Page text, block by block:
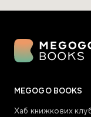
MEGOGO BOOKS
Хаб книжкових